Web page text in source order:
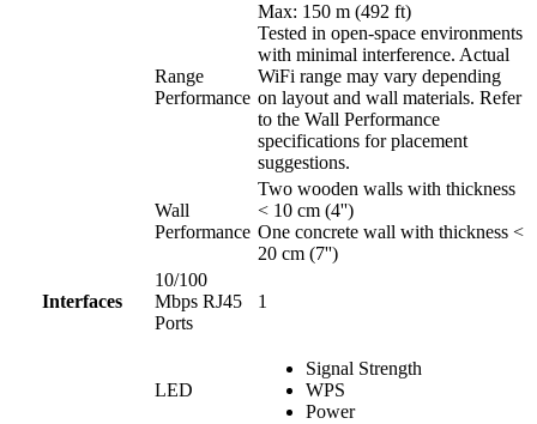
Range
Performance
Max: 150 m (492 ft)
Tested in open-space environments
with minimal interference. Actual
WiFi range may vary depending
on layout and wall materials. Refer
to the Wall Performance
specifications for placement
suggestions.
Wall
Performance
Two wooden walls with thickness
< 10 cm (4'')
One concrete wall with thickness <
20 cm (7'')
Interfaces
10/100
Mbps RJ45
Ports
1
LED
Signal Strength
WPS
Power